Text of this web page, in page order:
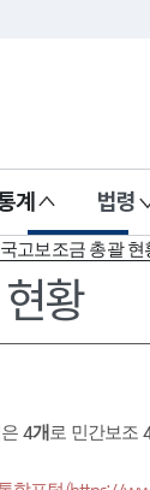
계 법령
국고보조금 총괄 현
황
4개로 민간보조